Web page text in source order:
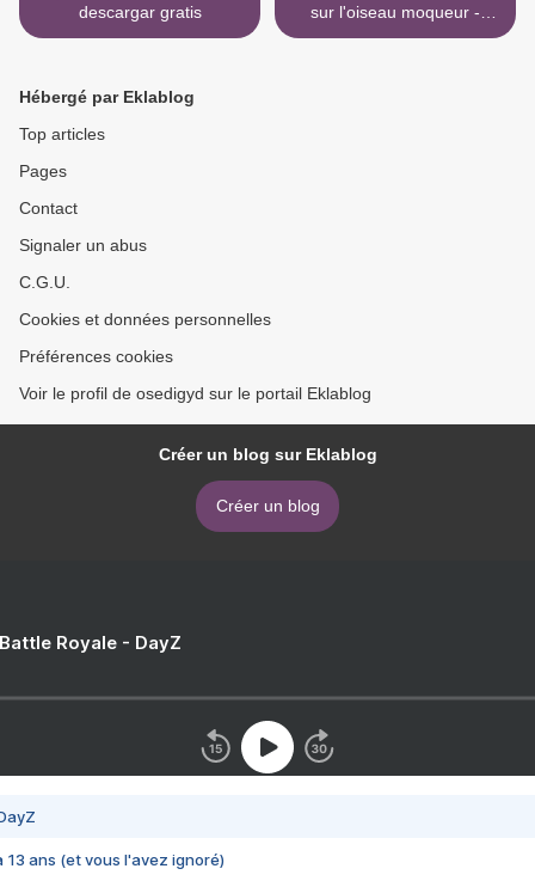
descargar gratis
sur l'oiseau moqueur -
Roman graphique - Illustré
Hébergé par Eklablog
Top articles
Pages
Contact
Signaler un abus
C.G.U.
Cookies et données personnelles
Préférences cookies
Voir le profil de osedigyd sur le portail Eklablog
Créer un blog sur Eklablog
Créer un blog
Royale - DayZ
13 ans (et vous l'avez ignoré)